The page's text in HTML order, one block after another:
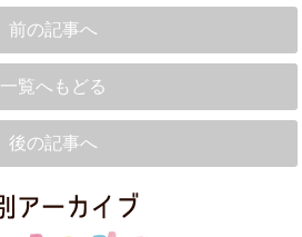
前の記事へ
一覧へもどる
後の記事へ